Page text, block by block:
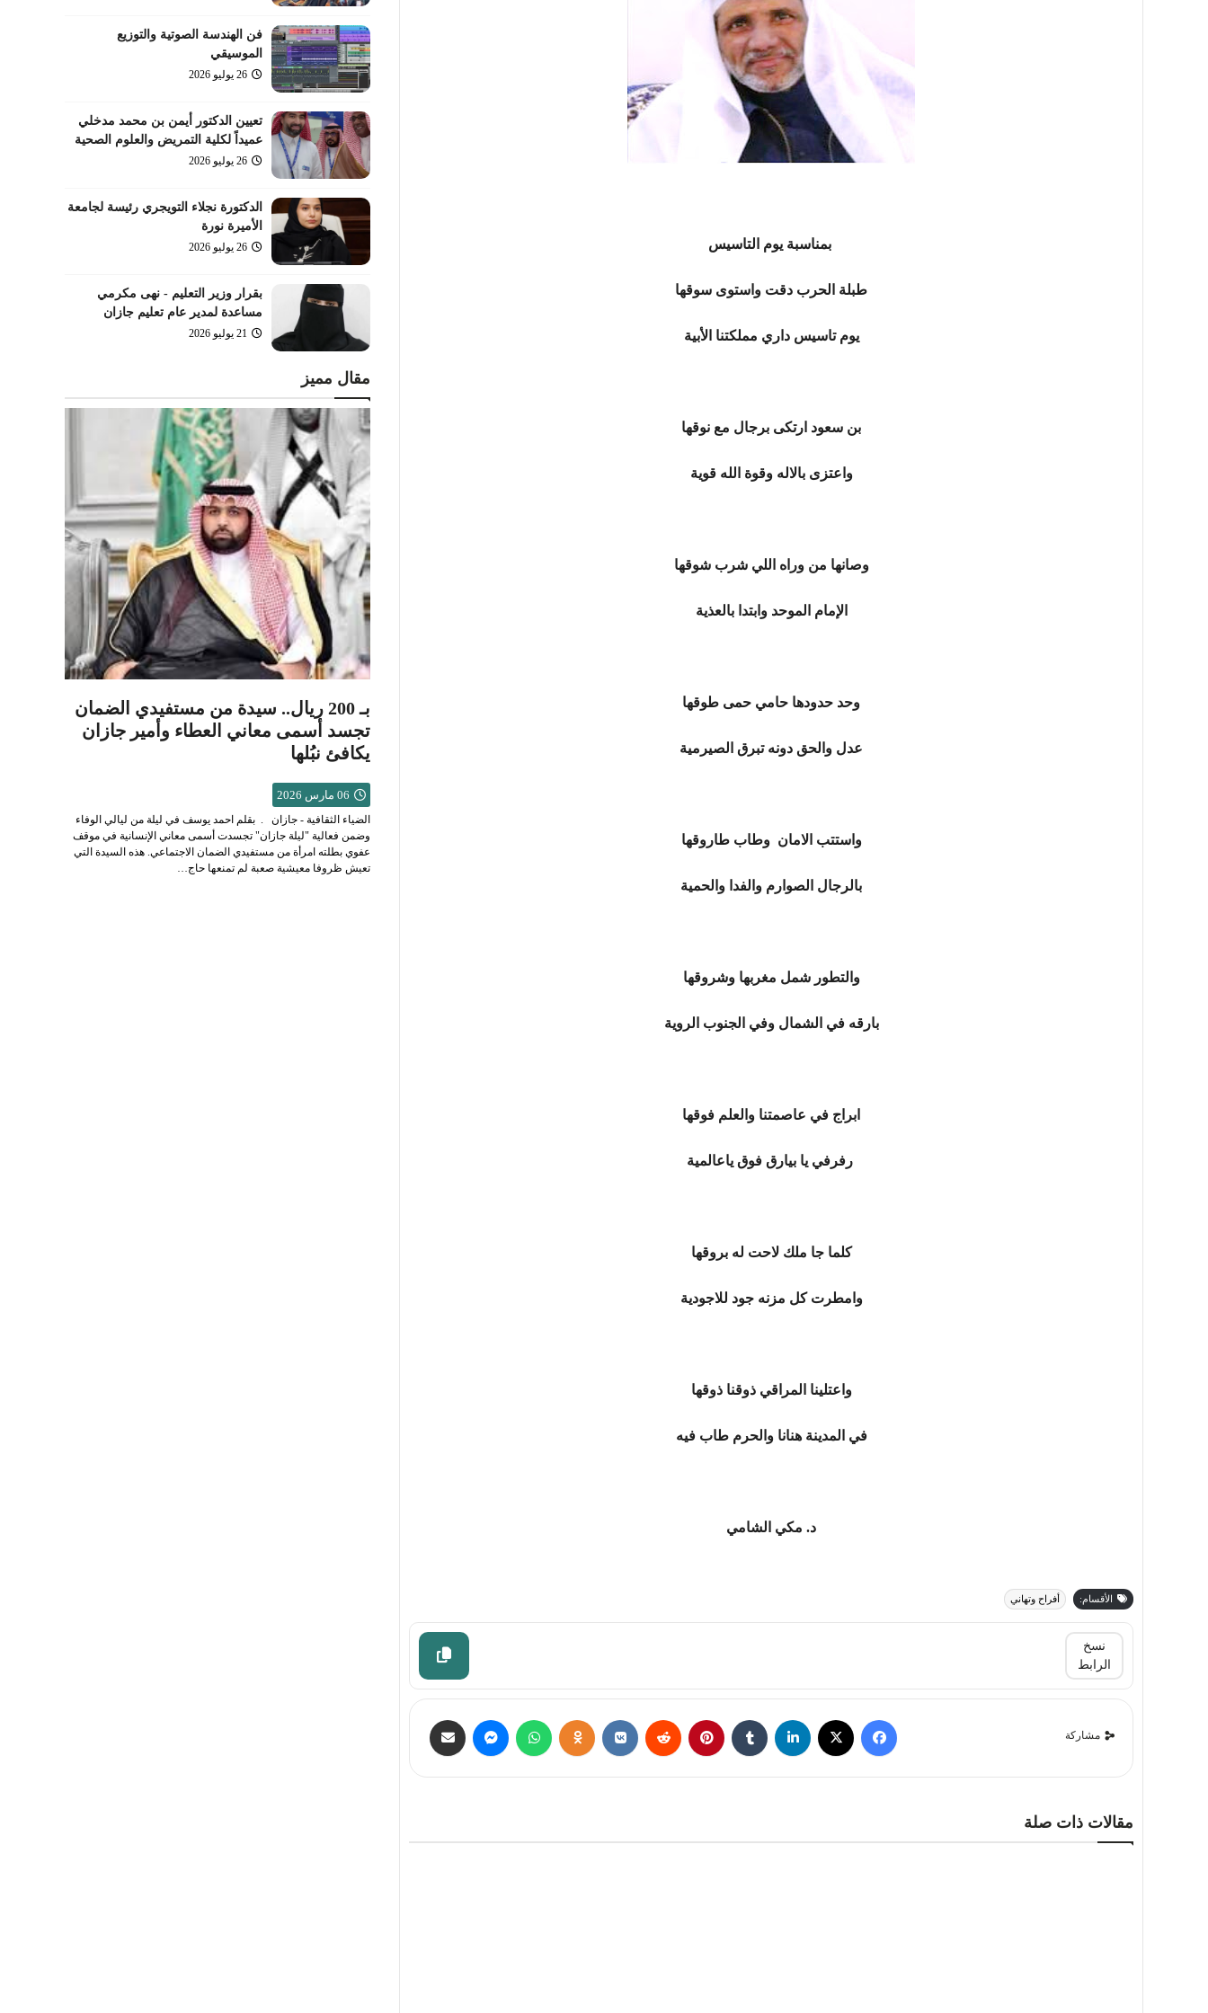
بمناسبة يوم التاسيس
طبلة الحرب دقت واستوى سوقها
يوم تاسيس داري مملكتنا الأبية
بن سعود ارتكى برجال مع نوقها
واعتزى بالاله وقوة الله قوية
وصانها من وراه اللي شرب شوقها
الإمام الموحد وابتدا بالعذية
وحد حدودها حامي حمى طوقها
عدل والحق دونه تبرق الصيرمية
واستتب الامان وطاب طاروقها
بالرجال الصوارم والفدا والحمية
والتطور شمل مغربها وشروقها
بارقه في الشمال وفي الجنوب الروية
ابراج في عاصمتنا والعلم فوقها
رفرفي يا بيارق فوق ياعالمية
كلما جا ملك لاحت له بروقها
وامطرت كل مزنه جود للاجودية
واعتلينا المراقي ذوقنا ذوقها
في المدينة هنانا والحرم طاب فيه
د. مكي الشامي
الأقسام: أفراح وتهاني
نسخ
الرابط
مشاركة
مقالات ذات صلة
فن الهندسة الصوتية والتوزيع
الموسيقي
26 يوليو 2026
تعيين الدكتور أيمن بن محمد مدخلي
عميداً لكلية التمريض والعلوم الصحية
26 يوليو 2026
الدكتورة نجلاء التويجري رئيسة لجامعة
الأميرة نورة
26 يوليو 2026
بقرار وزير التعليم - نهى مكرمي
مساعدة لمدير عام تعليم جازان
21 يوليو 2026
مقال مميز
بـ 200 ريال.. سيدة من مستفيدي الضمان
تجسد أسمى معاني العطاء وأمير جازان
يكافئ نبُلها
06 مارس 2026
الضياء الثقافية - جازان . بقلم احمد يوسف في ليلة من ليالي الوفاء
وضمن فعالية "ليلة جازان" تجسدت أسمى معاني الإنسانية في موقف
عفوي بطلته امرأة من مستفيدي الضمان الاجتماعي. هذه السيدة التي
تعيش ظروفا معيشية صعبة لم تمنعها حاج…